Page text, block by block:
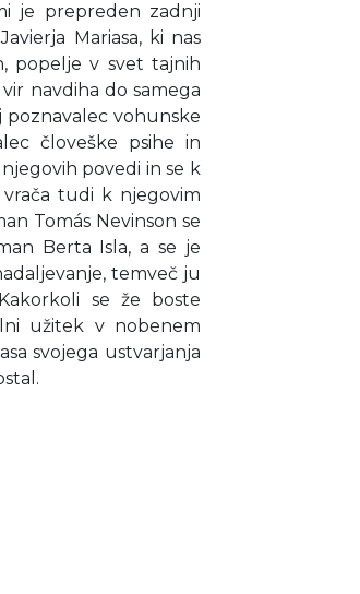
je prepreden zadnji
Mariasa, ki nas
popelje v svet tajnih
navdiha do samega
poznavalec vohunske
človeške psihe in
povedi in se k
tudi k njegovim
Tomás Nevinson se
Berta Isla, a se je
temveč ju
se že boste
užitek v nobenem
svojega ustvarjanja